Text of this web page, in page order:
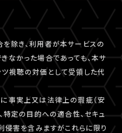
き、利用者が本サービスの
なかった場合であっても、本サ
視聴の対価として受領した代
事実上又は法律上の瑕疵（安
特定の目的への適合性、セキュ
侵害を含みますがこれらに限り